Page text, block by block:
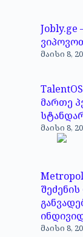
მაისი 8,
მართე
მაისი 8,
მაისი 8,